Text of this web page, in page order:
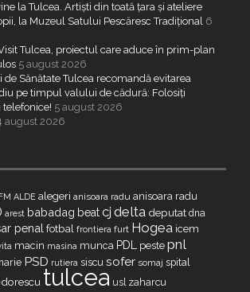
la Tulcea. Artiști din toată țara și ateliere
la Muzeul Satului Pescăresc Tradițional 6
Tulcea, proiectul care aduce în prim-plan
5 august 2026
de Sănătate Tulcea recomandă evitarea
pe timpul valului de cădură: Folosiți
telefonice! 5 august 2026
august 2026
ALDE alegeri anisoara radu anisoara radu
arest babadag beatcj delta deputat dna
penal fotbal frontiera furt Hogea icem
macin masina munca PDL peste pnl
PSD rutiera siscu sofer somaj spital
tulcea usl zaharcu